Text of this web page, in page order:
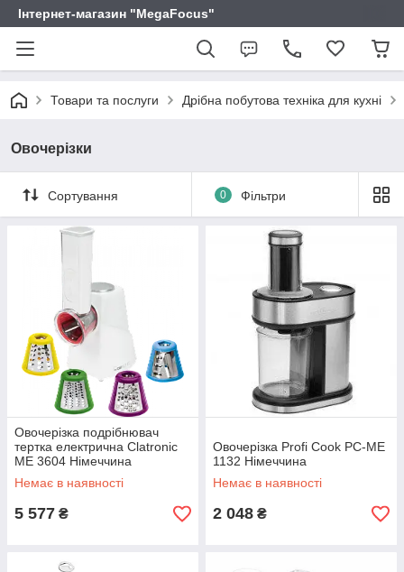
Інтернет-магазин "MegaFocus"
Товари та послуги Дрібна побутова техніка для кухні
Овочерізки
Сортування 0 Фільтри
Овочерізка подрібнювач
тертка електрична Clatronic
ME 3604 Німеччина
Немає в наявності
5 577 ₴
Овочерізка Profi Cook PC-ME
1132 Німеччина
Немає в наявності
2 048 ₴